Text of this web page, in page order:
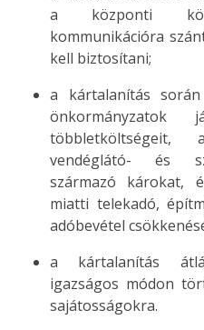
a központi
kommunikációra
kell biztosítani;
a kártalanítás
önkormányzatok
többletköltségeit,
vendéglátó- és
származó károkat,
miatti telekadó,
adóbevétel
a kártalanítás
igazságos módon
sajátosságokra.